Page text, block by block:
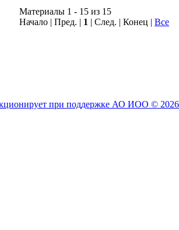
Материалы 1 - 15 из 15
Начало | Пред. | 1 | След. | Конец | Все
при поддержке АО ИОО © 2026